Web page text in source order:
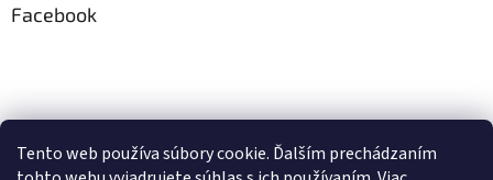
Tento web používa súbory cookie. Ďalším prechádzaním
Facebook